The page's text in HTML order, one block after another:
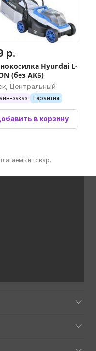
р.
Hyundai L-
(без АКБ)
Центральный
заказ Гарантия
в корзину
товар.